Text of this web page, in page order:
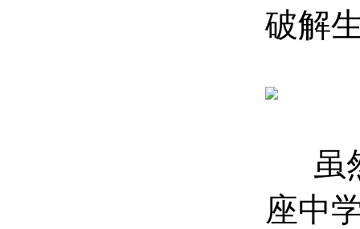
破解
虽
座中